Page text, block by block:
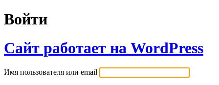
Войти
Сайт работает на WordPress
Имя пользователя или email